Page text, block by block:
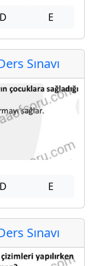
D E
Sınavı
D E
Sınavı